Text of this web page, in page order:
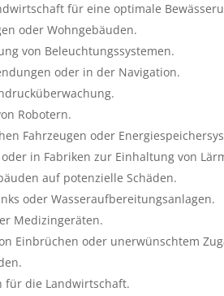
für eine optimale
oder Wohngebäuden.
von Beleuchtungssystemen.
oder in der Navigation.
Robotern.
Fahrzeugen oder
in Fabriken zur Einhaltung von
auf potenzielle Schäden.
oder Wasseraufbereitungsanlagen.
Medizingeräten.
Einbrüchen oder unerwünschtem
für die Landwirtschaft.